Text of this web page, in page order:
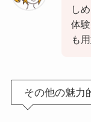
し
体
も
その他の魅力